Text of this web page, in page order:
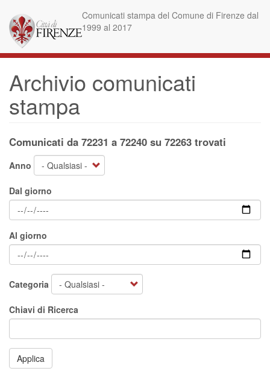
contenuto
principale
Comunicati stampa del Comune di Firenze dal
1999 al 2017
Archivio comunicati
stampa
Comunicati da 72231 a 72240 su 72263 trovati
Anno
Dal giorno
Al giorno
Categoria
Chiavi di Ricerca
Applica